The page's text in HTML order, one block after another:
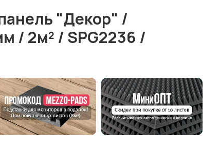
"Декор" /
/ 2м² / SPG2236 /